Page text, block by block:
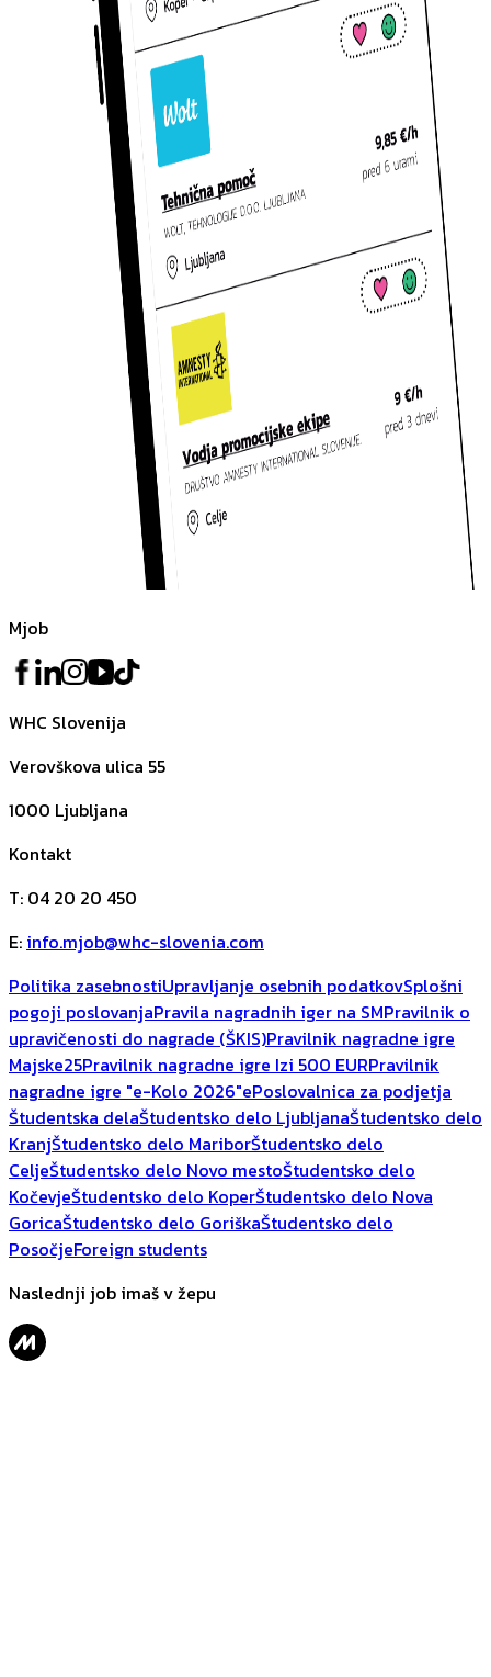
Mjob
WHC Slovenija
Verovškova ulica 55
1000 Ljubljana
Kontakt
T: 04 20 20 450
E: info.mjob@whc-slovenia.com
Politika zasebnostiUpravljanje osebnih podatkovSplošni
pogoji poslovanjaPravila nagradnih iger na SMPravilnik o
upravičenosti do nagrade (ŠKIS)Pravilnik nagradne igre
Majske25Pravilnik nagradne igre Izi 500 EURPravilnik
nagradne igre "e-Kolo 2026"ePoslovalnica za podjetja
Študentska delaŠtudentsko delo LjubljanaŠtudentsko delo
KranjŠtudentsko delo MariborŠtudentsko delo
CeljeŠtudentsko delo Novo mestoŠtudentsko delo
KočevjeŠtudentsko delo KoperŠtudentsko delo Nova
GoricaŠtudentsko delo GoriškaŠtudentsko delo
PosočjeForeign students
Naslednji job imaš v žepu